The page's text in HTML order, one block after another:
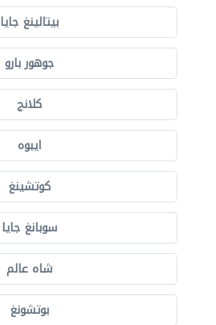
بيتالينغ جايا
جوهور بارو
كلانج
ايبوه
كوتشينغ
سوبانغ جايا
شاه عالم
بوتشونغ